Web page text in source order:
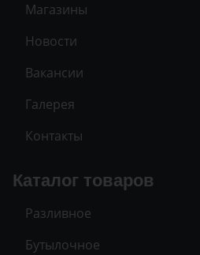
Магазины
Новости
Вакансии
Галерея
Контакты
Каталог товаров
Разливное
Бутылочное